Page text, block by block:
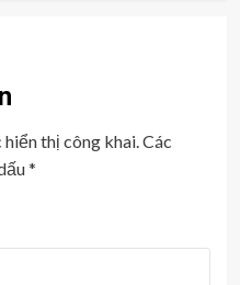
thị công khai.Các
*